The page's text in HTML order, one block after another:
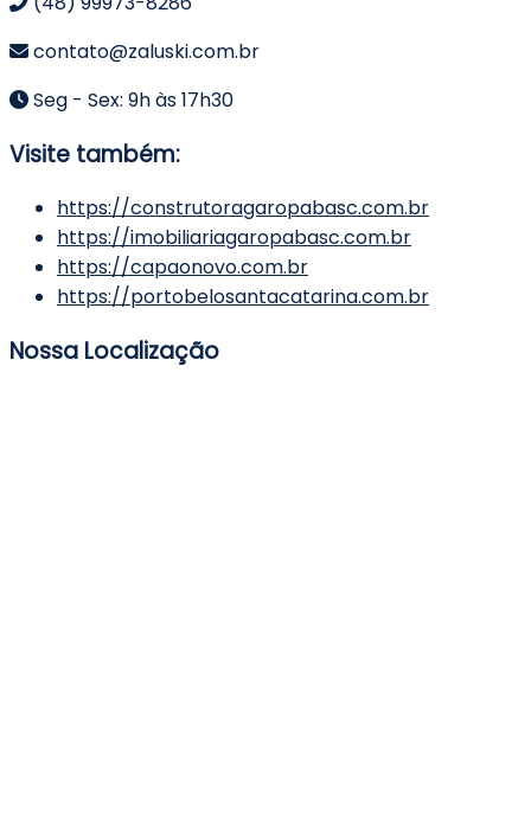
contato@zaluski.com.br
Seg - Sex: 9h às 17h30
Visite também:
https://construtoragaropabasc.com.br
https://imobiliariagaropabasc.com.br
https://capaonovo.com.br
https://portobelosantacatarina.com.br
Nossa Localização